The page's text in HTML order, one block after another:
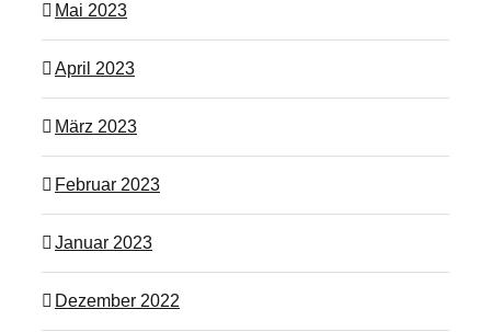
Mai 2023
April 2023
März 2023
Februar 2023
Januar 2023
Dezember 2022